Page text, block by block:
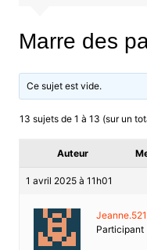
Marre des
Ce sujet est vide.
13 sujets de 1 à 13 (sur un
Auteur
1 avril 2025 à 11h01
Jeanne.521
Participant